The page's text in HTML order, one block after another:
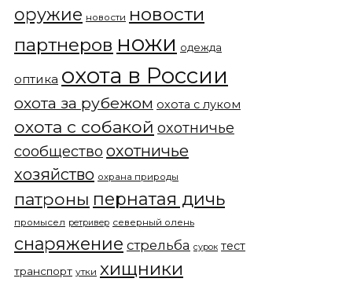
оружие новости новости
партнеров ножи одежда
оптика охота в России
охота за рубежом охота с луком
охота с собакой охотничье
сообщество охотничье
хозяйство охрана природы
патроны пернатая дичь
промысел ретривер северный олень
снаряжение стрельба сурок тест
транспорт утки хищники